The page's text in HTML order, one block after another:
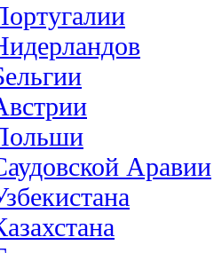
Аравии